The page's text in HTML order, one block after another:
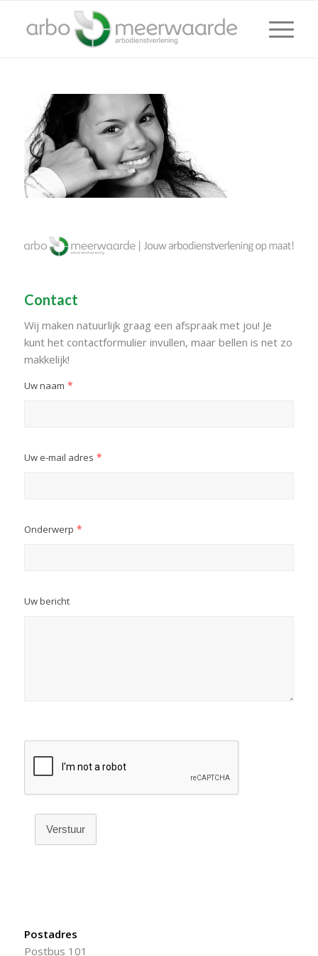
Contact
Wij maken natuurlijk graag een afspraak met jou! Je
kunt het contactformulier invullen, maar bellen is net zo
makkelijk!
Uw naam *
Uw e-mail adres *
Onderwerp *
Uw bericht
Verstuur
Postadres
Postbus 101